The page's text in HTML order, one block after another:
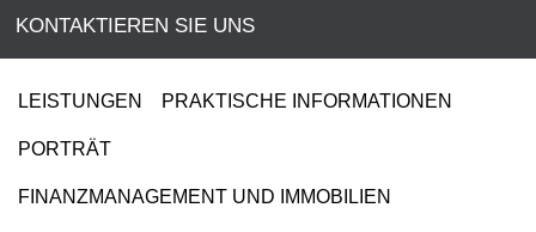
KONTAKTIEREN SIE UNS
LEISTUNGEN PRAKTISCHE INFORMATIONEN
PORTRÄT
FINANZMANAGEMENT UND IMMOBILIEN